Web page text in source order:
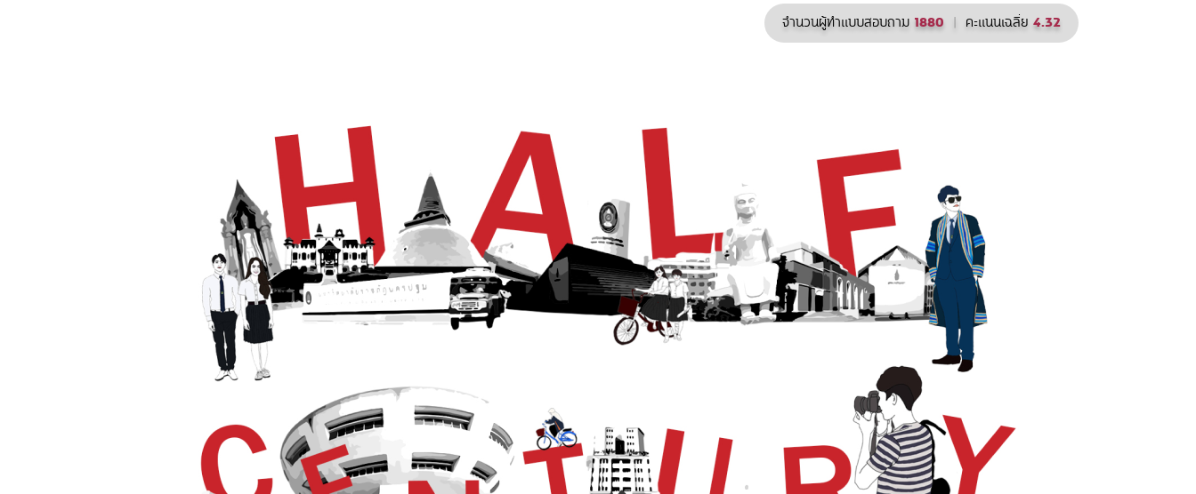
จำนวนผู้ทำแบบสอบถาม 1880 | คะแนนเฉลี่ย 4.32